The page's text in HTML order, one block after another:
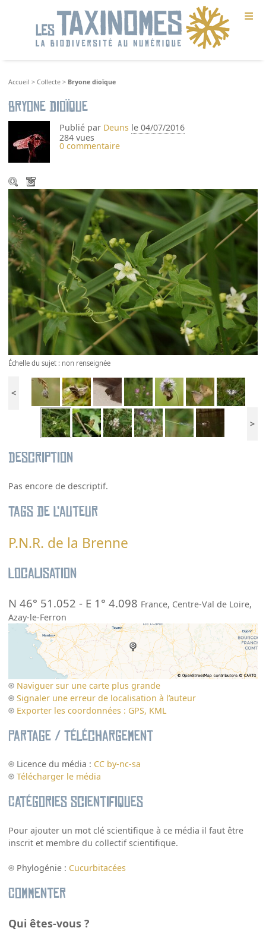
≡
Accueil >Collecte > Bryone dioïque
Bryone dioïque
Publié par Deuns le 04/07/2016
284 vues
0 commentaire
Échelle du sujet : non renseignée
<
>
Description
Pas encore de descriptif.
Tags de l’auteur
P.N.R. de la Brenne
Localisation
N 46° 51.052 - E 1° 4.098 France, Centre-Val de Loire,
Azay-le-Ferron
Naviguer sur une carte plus grande
Signaler une erreur de localisation à l’auteur
Exporter les coordonnées : GPS, KML
Partage / Téléchargement
Licence du média : CC by-nc-sa
Télécharger le média
Catégories scientifiques
Pour ajouter un mot clé scientifique à ce média il faut être
inscrit et membre du collectif scientifique.
Phylogénie : Cucurbitacées
Commenter
Qui êtes-vous ?